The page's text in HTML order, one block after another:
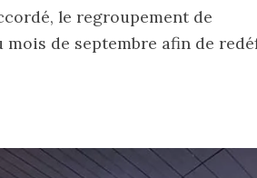
le regroupement de
mois de septembre afin de